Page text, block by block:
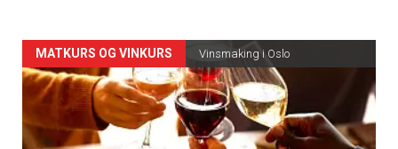
Forsiden
akkurat
nå
MATKURS OG VINKURS Vinsmaking i Oslo